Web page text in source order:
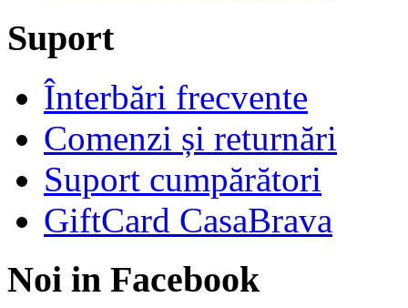
Suport
Înterbări frecvente
Comenzi și returnări
Suport cumpărători
GiftCard CasaBrava
Noi in Facebook